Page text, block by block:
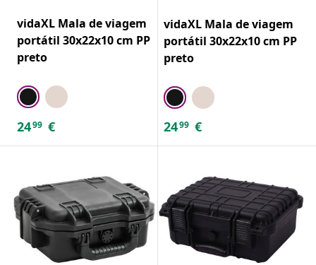
vidaXL Mala de viagem
portátil 30x22x10 cm PP
preto
2499 €
vidaXL Mala de viagem
portátil 30x22x10 cm PP
preto
2499 €